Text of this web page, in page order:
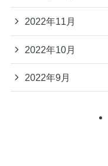
2022年11月
2022年10月
2022年9月